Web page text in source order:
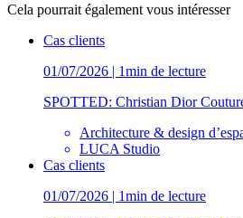
Cela pourrait également vous intéresser
Cas clients
01/07/2026 | 1min de lecture
SPOTTED: Christian Dior
Architecture & design
LUCA Studio
Cas clients
01/07/2026 | 1min de lecture